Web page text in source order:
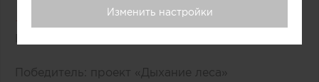
★ ★ ★ ★ ★
Победитель: проект «Дыхание леса»
Изменить настройки